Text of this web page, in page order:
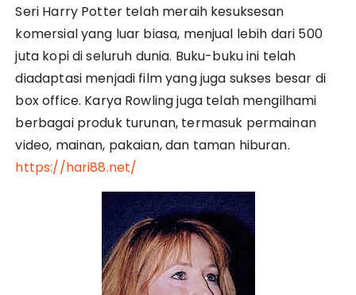
Seri Harry Potter telah meraih kesuksesan
komersial yang luar biasa, menjual lebih dari 500
juta kopi di seluruh dunia. Buku-buku ini telah
diadaptasi menjadi film yang juga sukses besar di
box office. Karya Rowling juga telah mengilhami
berbagai produk turunan, termasuk permainan
video, mainan, pakaian, dan taman hiburan.
https://hari88.net/